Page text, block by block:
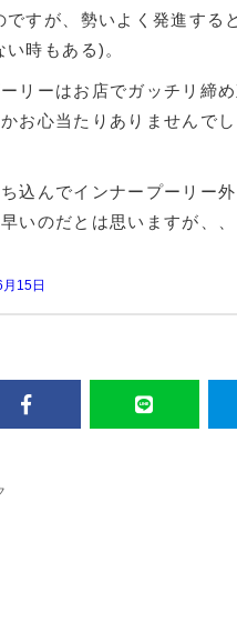
ですが、勢いよく発進する
時もある)。
リーはお店でガッチリ締
お心当たりありませんでし
込んでインナープーリー
いのだとは思いますが、、
15日